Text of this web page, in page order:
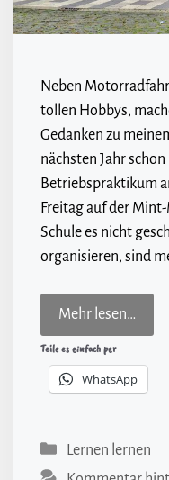
Neben
tollen Hobbys,
Gedanken zu
nächsten Jahr
Betriebspraktikum
Freitag auf der
Schule es nicht
organisieren, sind
Mehr lesen…
Teile es einfach per
WhatsApp
Kategorien
Lernen lernen